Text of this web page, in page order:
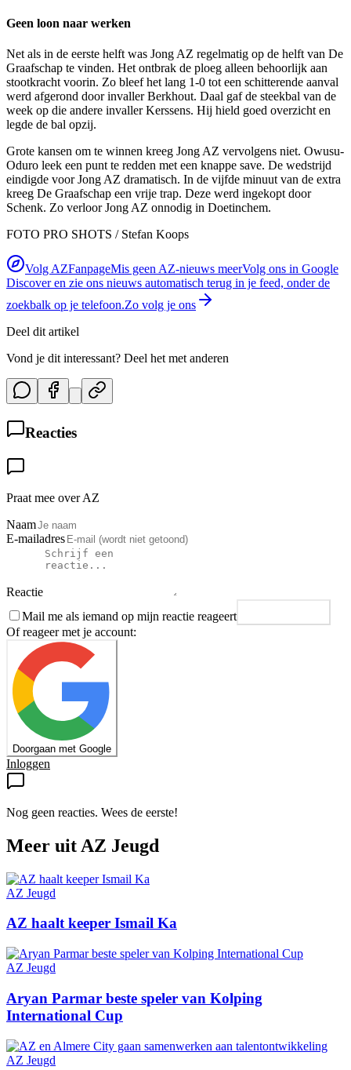
Geen loon naar werken
Net als in de eerste helft was Jong AZ regelmatig op de helft van De
Graafschap te vinden. Het ontbrak de ploeg alleen behoorlijk aan
stootkracht voorin. Zo bleef het lang 1-0 tot een schitterende aanval
werd afgerond door invaller Berkhout. Daal gaf de steekbal van de
week op die andere invaller Kerssens. Hij hield goed overzicht en
legde de bal opzij.
Grote kansen om te winnen kreeg Jong AZ vervolgens niet. Owusu-
Oduro leek een punt te redden met een knappe save. De wedstrijd
eindigde voor Jong AZ dramatisch. In de vijfde minuut van de extra
kreeg De Graafschap een vrije trap. Deze werd ingekopt door
Schenk. Zo verloor Jong AZ onnodig in Doetinchem.
FOTO PRO SHOTS / Stefan Koops
Volg AZFanpageMis geen AZ-nieuws meerVolg ons in Google
Discover en zie ons nieuws automatisch terug in je feed, onder de
zoekbalk op je telefoon.Zo volg je ons
Deel dit artikel
Vond je dit interessant? Deel het met anderen
Reacties
Praat mee over AZ
Naam
E-mailadres
Reactie
Mail me als iemand op mijn reactie reageert
Of reageer met je account:
Doorgaan met Google
Inloggen
Nog geen reacties. Wees de eerste!
Meer uit AZ Jeugd
AZ Jeugd
AZ haalt keeper Ismail Ka
AZ Jeugd
Aryan Parmar beste speler van Kolping
International Cup
AZ Jeugd